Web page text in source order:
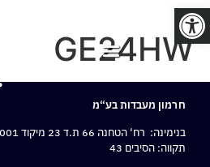
פתח סרגל נגישות
GE24HW
חרמון מעבדות בע“מ
בנימינה: רח‘ הטחנה 66 ת.ד 23 מיקוד 3055001,
תקווה: הסיבים 43